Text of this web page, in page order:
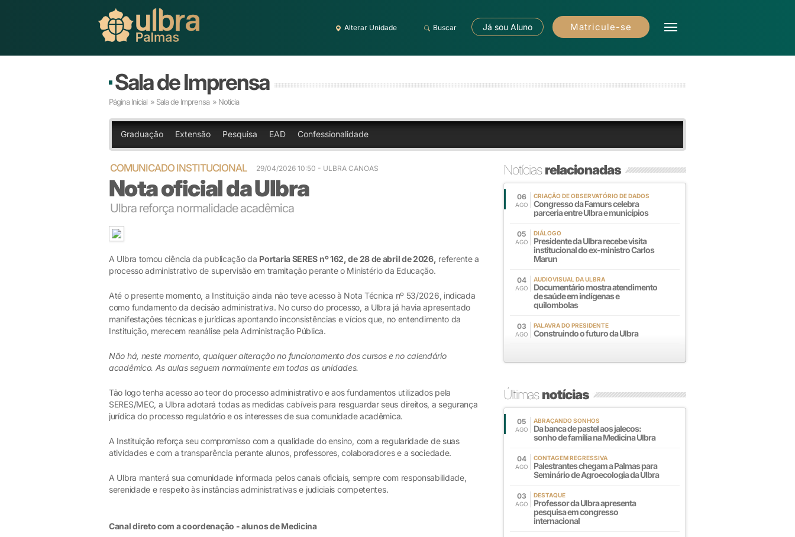
Alterar Unidade Buscar Já sou Aluno Matricule-se
Sala de Imprensa
Página Inicial » Sala de Imprensa » Notícia
Graduação Extensão Pesquisa EAD Confessionalidade
COMUNICADO INSTITUCIONAL 29/04/2026 10:50 - ULBRA CANOAS
Nota oficial da Ulbra
Ulbra reforça normalidade acadêmica
A Ulbra tomou ciência da publicação da Portaria SERES nº 162, de 28 de abril de 2026, referente a
processo administrativo de supervisão em tramitação perante o Ministério da Educação.
Até o presente momento, a Instituição ainda não teve acesso à Nota Técnica nº 53/2026, indicada
como fundamento da decisão administrativa. No curso do processo, a Ulbra já havia apresentado
manifestações técnicas e jurídicas apontando inconsistências e vícios que, no entendimento da
Instituição, merecem reanálise pela Administração Pública.
Não há, neste momento, qualquer alteração no funcionamento dos cursos e no calendário
acadêmico. As aulas seguem normalmente em todas as unidades.
Tão logo tenha acesso ao teor do processo administrativo e aos fundamentos utilizados pela
SERES/MEC, a Ulbra adotará todas as medidas cabíveis para resguardar seus direitos, a segurança
jurídica do processo regulatório e os interesses de sua comunidade acadêmica.
A Instituição reforça seu compromisso com a qualidade do ensino, com a regularidade de suas
atividades e com a transparência perante alunos, professores, colaboradores e a sociedade.
A Ulbra manterá sua comunidade informada pelos canais oficiais, sempre com responsabilidade,
serenidade e respeito às instâncias administrativas e judiciais competentes.
Canal direto com a coordenação - alunos de Medicina
Notíciasrelacionadas
06
AGO
CRIAÇÃO DE OBSERVATÓRIO DE DADOS
Congresso da Famurs celebra
parceria entre Ulbra e municípios
05
AGO
DIÁLOGO
Presidente da Ulbra recebe visita
institucional do ex-ministro Carlos
Marun
04
AGO
AUDIOVISUAL DA ULBRA
Documentário mostra atendimento
de saúde em indígenas e
quilombolas
03
AGO
PALAVRA DO PRESIDENTE
Construindo o futuro da Ulbra
Últimasnotícias
05
AGO
ABRAÇANDO SONHOS
Da banca de pastel aos jalecos:
sonho de família na Medicina Ulbra
04
AGO
CONTAGEM REGRESSIVA
Palestrantes chegam a Palmas para
Seminário de Agroecologia da Ulbra
03
AGO
DESTAQUE
Professor da Ulbra apresenta
pesquisa em congresso
internacional